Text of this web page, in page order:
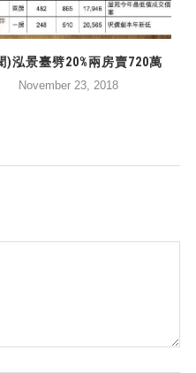
)泓景臺劈20%兩房賣720萬
November 23, 2018